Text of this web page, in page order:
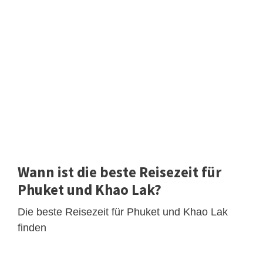
Wann ist die beste Reisezeit für
Phuket und Khao Lak?
Die beste Reisezeit für Phuket und Khao Lak
finden